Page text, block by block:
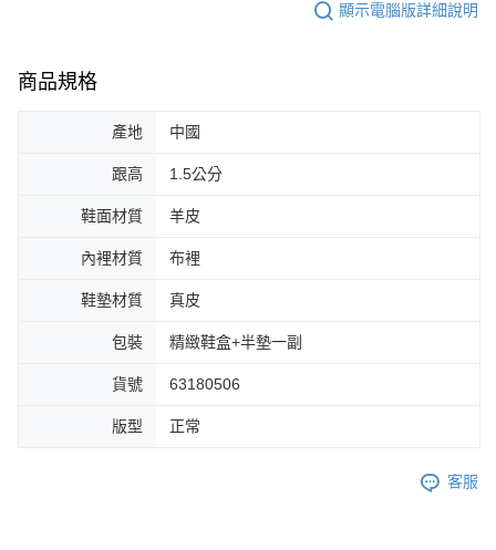
顯示電腦版詳細說明
商品規格
產地 中國
跟高 1.5公分
鞋面材質 羊皮
內裡材質 布裡
鞋墊材質 真皮
包裝 精緻鞋盒+半墊一副
貨號 63180506
版型 正常
客服